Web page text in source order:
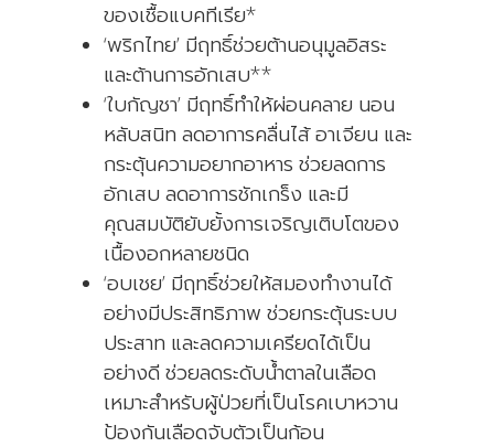
ของเชื้อแบคทีเรีย*
‘พริกไทย’ มีฤทธิ์ช่วยต้านอนุมูลอิสระ
และต้านการอักเสบ**
‘ใบกัญชา’ มีฤทธิ์ทำให้ผ่อนคลาย นอน
หลับสนิท ลดอาการคลื่นไส้ อาเจียน และ
กระตุ้นความอยากอาหาร ช่วยลดการ
อักเสบ ลดอาการชักเกร็ง และมี
คุณสมบัติยับยั้งการเจริญเติบโตของ
เนื้องอกหลายชนิด
‘อบเชย’ มีฤทธิ์ช่วยให้สมองทำงานได้
อย่างมีประสิทธิภาพ ช่วยกระตุ้นระบบ
ประสาท และลดความเครียดได้เป็น
อย่างดี ช่วยลดระดับน้ำตาลในเลือด
เหมาะสำหรับผู้ป่วยที่เป็นโรคเบาหวาน
ป้องกันเลือดจับตัวเป็นก้อน